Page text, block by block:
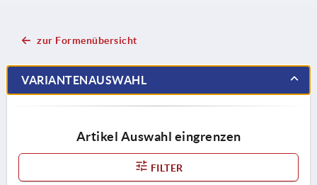
zur Formenübersicht
VARIANTENAUSWAHL
Artikel Auswahl eingrenzen
FILTER